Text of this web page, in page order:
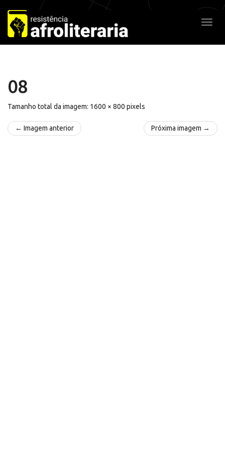
Pular
para
o
conteúdo
08
Tamanho total da imagem: 1600 × 800 pixels
← Imagem anterior Próxima imagem →